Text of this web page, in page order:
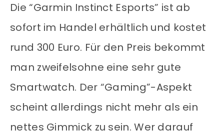
Die “Garmin Instinct Esports” ist ab
sofort im Handel erhältlich und kostet
rund 300 Euro. Für den Preis bekommt
man zweifelsohne eine sehr gute
Smartwatch. Der “Gaming”-Aspekt
scheint allerdings nicht mehr als ein
nettes Gimmick zu sein. Wer darauf